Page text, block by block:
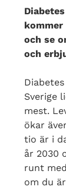
och se
och
Sverige
mest.
ökar
tio är i
år 2030
runt
om du